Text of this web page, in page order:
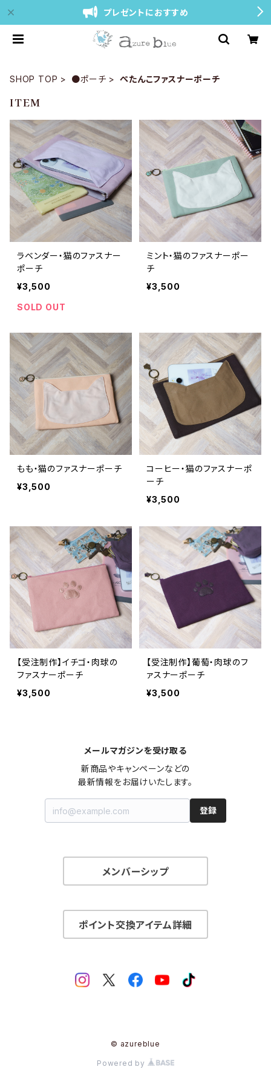
プレゼントにおすすめ
SHOP TOP ●ポーチ ぺたんこファスナーポーチ
ITEM
ラベンダー・猫のファスナー
ポーチ
¥3,500
SOLD OUT
ミント・猫のファスナーポー
チ
¥3,500
もも・猫のファスナーポーチ
¥3,500
コーヒー・猫のファスナーポ
ーチ
¥3,500
【受注制作】イチゴ・肉球の
ファスナーポーチ
¥3,500
【受注制作】葡萄・肉球のフ
ァスナーポーチ
¥3,500
メールマガジンを受け取る
新商品やキャンペーンなどの
最新情報をお届けいたします。
登録
メンバーシップ
ポイント交換アイテム詳細
© azureblue
Powered by